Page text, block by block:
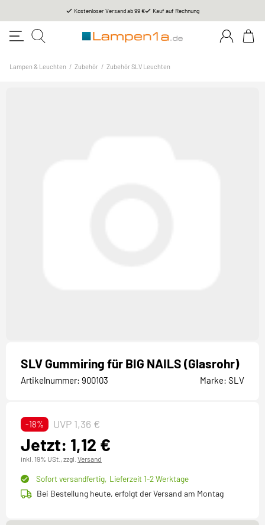
Kostenloser Versand ab 99 € Kauf auf Rechnung
Lampen & Leuchten / Zubehör / Zubehör SLV Leuchten
SLV Gummiring für BIG NAILS (Glasrohr)
Artikelnummer: 900103 Marke: SLV
-18% UVP 1,36 €
Jetzt: 1,12 €
inkl. 19% USt., zzgl. Versand
Sofort versandfertig, Lieferzeit 1-2 Werktage
Bei Bestellung heute, erfolgt der Versand am Montag